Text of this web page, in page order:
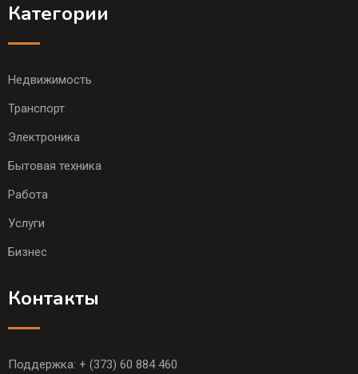
Категории
Недвижимость
Транспорт
Электроника
Бытовая техника
Работа
Услуги
Бизнес
Контакты
Поддержка: + (373) 60 884 460